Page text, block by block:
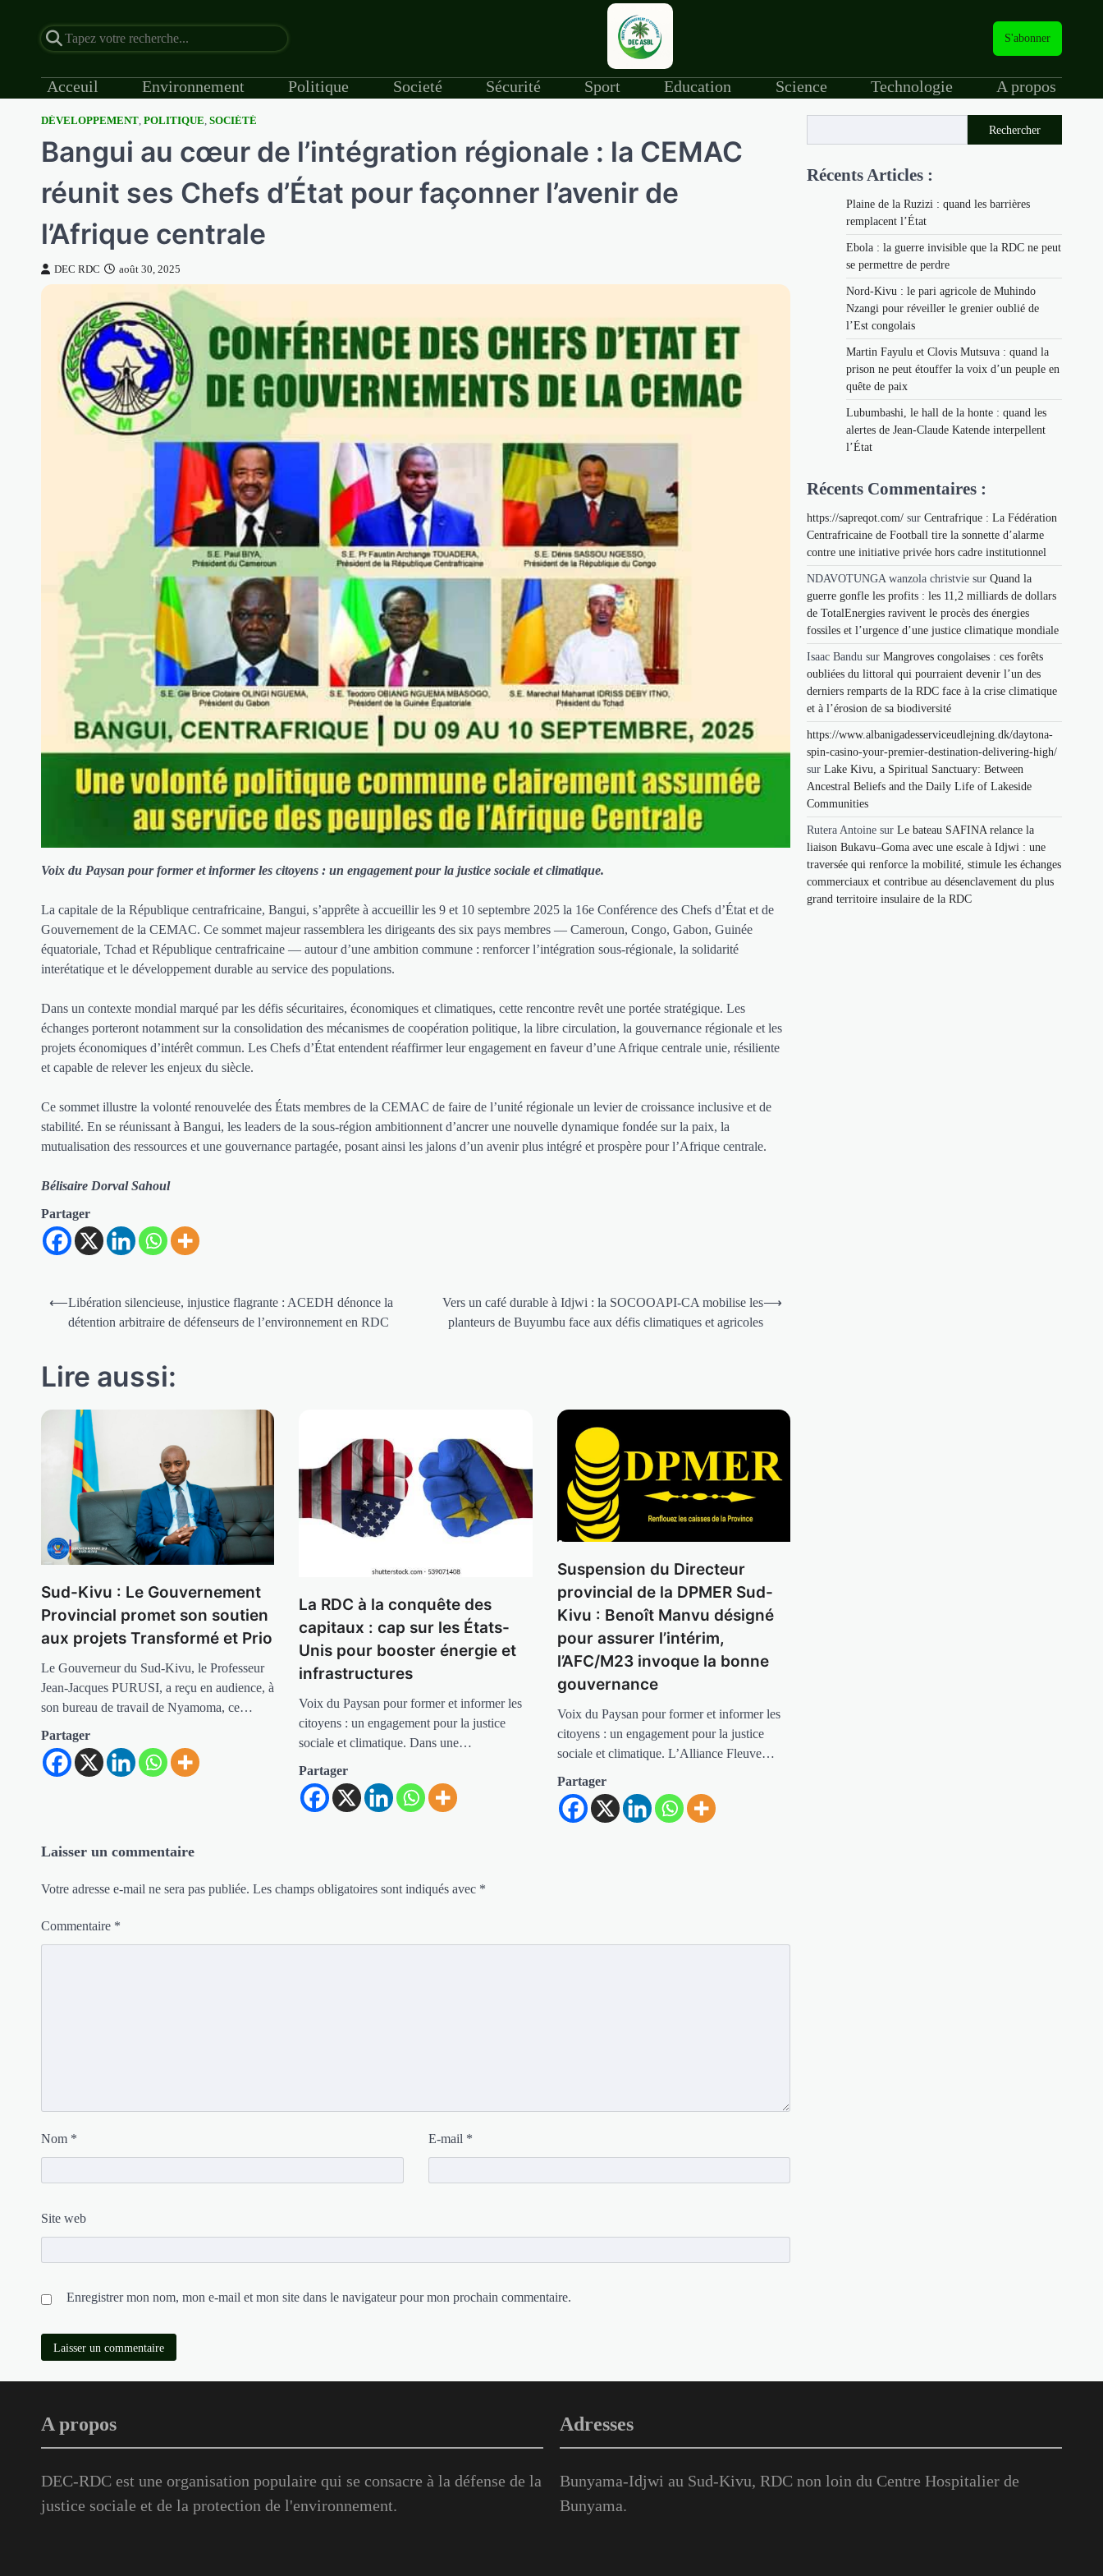
S'abonner
Acceuil Environnement Politique Societé Sécurité Sport Education Science Technologie A propos
DÉVELOPPEMENT, POLITIQUE, SOCIÉTÉ
Bangui au cœur de l’intégration régionale : la CEMAC
réunit ses Chefs d’État pour façonner l’avenir de
l’Afrique centrale
DEC RDC août 30, 2025
Voix du Paysan pour former et informer les citoyens : un engagement pour la justice sociale et climatique.
La capitale de la République centrafricaine, Bangui, s’apprête à accueillir les 9 et 10 septembre 2025 la 16e Conférence des Chefs d’État et de
Gouvernement de la CEMAC. Ce sommet majeur rassemblera les dirigeants des six pays membres — Cameroun, Congo, Gabon, Guinée
équatoriale, Tchad et République centrafricaine — autour d’une ambition commune : renforcer l’intégration sous-régionale, la solidarité
interétatique et le développement durable au service des populations.
Dans un contexte mondial marqué par les défis sécuritaires, économiques et climatiques, cette rencontre revêt une portée stratégique. Les
échanges porteront notamment sur la consolidation des mécanismes de coopération politique, la libre circulation, la gouvernance régionale et les
projets économiques d’intérêt commun. Les Chefs d’État entendent réaffirmer leur engagement en faveur d’une Afrique centrale unie, résiliente
et capable de relever les enjeux du siècle.
Ce sommet illustre la volonté renouvelée des États membres de la CEMAC de faire de l’unité régionale un levier de croissance inclusive et de
stabilité. En se réunissant à Bangui, les leaders de la sous-région ambitionnent d’ancrer une nouvelle dynamique fondée sur la paix, la
mutualisation des ressources et une gouvernance partagée, posant ainsi les jalons d’un avenir plus intégré et prospère pour l’Afrique centrale.
Bélisaire Dorval Sahoul
Partager
Navigation
⟵Libération silencieuse, injustice flagrante : ACEDH dénonce la
détention arbitraire de défenseurs de l’environnement en RDC
Vers un café durable à Idjwi : la SOCOOAPI-CA mobilise les
planteurs de Buyumbu face aux défis climatiques et agricoles
⟶
Lire aussi:
Sud-Kivu : Le Gouvernement
Provincial promet son soutien
aux projets Transformé et Prio
Le Gouverneur du Sud-Kivu, le Professeur
Jean-Jacques PURUSI, a reçu en audience, à
son bureau de travail de Nyamoma, ce…
Partager
La RDC à la conquête des
capitaux : cap sur les États-
Unis pour booster énergie et
infrastructures
Voix du Paysan pour former et informer les
citoyens : un engagement pour la justice
sociale et climatique. Dans une…
Partager
Suspension du Directeur
provincial de la DPMER Sud-
Kivu : Benoît Manvu désigné
pour assurer l’intérim,
l’AFC/M23 invoque la bonne
gouvernance
Voix du Paysan pour former et informer les
citoyens : un engagement pour la justice
sociale et climatique. L’Alliance Fleuve…
Partager
Laisser un commentaire
Votre adresse e-mail ne sera pas publiée. Les champs obligatoires sont indiqués avec *
Commentaire *
Nom * E-mail *
Site web
Enregistrer mon nom, mon e-mail et mon site dans le navigateur pour mon prochain commentaire.
Rechercher
Récents Articles :
Plaine de la Ruzizi : quand les barrières
remplacent l’État
Ebola : la guerre invisible que la RDC ne peut
se permettre de perdre
Nord-Kivu : le pari agricole de Muhindo
Nzangi pour réveiller le grenier oublié de
l’Est congolais
Martin Fayulu et Clovis Mutsuva : quand la
prison ne peut étouffer la voix d’un peuple en
quête de paix
Lubumbashi, le hall de la honte : quand les
alertes de Jean-Claude Katende interpellent
l’État
Récents Commentaires :
https://sapreqot.com/ sur Centrafrique : La Fédération
Centrafricaine de Football tire la sonnette d’alarme
contre une initiative privée hors cadre institutionnel
NDAVOTUNGA wanzola christvie sur Quand la
guerre gonfle les profits : les 11,2 milliards de dollars
de TotalEnergies ravivent le procès des énergies
fossiles et l’urgence d’une justice climatique mondiale
Isaac Bandu sur Mangroves congolaises : ces forêts
oubliées du littoral qui pourraient devenir l’un des
derniers remparts de la RDC face à la crise climatique
et à l’érosion de sa biodiversité
https://www.albanigadesserviceudlejning.dk/daytona-
spin-casino-your-premier-destination-delivering-high/
sur Lake Kivu, a Spiritual Sanctuary: Between
Ancestral Beliefs and the Daily Life of Lakeside
Communities
Rutera Antoine sur Le bateau SAFINA relance la
liaison Bukavu–Goma avec une escale à Idjwi : une
traversée qui renforce la mobilité, stimule les échanges
commerciaux et contribue au désenclavement du plus
grand territoire insulaire de la RDC
A propos
DEC-RDC est une organisation populaire qui se consacre à la défense de la
justice sociale et de la protection de l'environnement.
Adresses
Bunyama-Idjwi au Sud-Kivu, RDC non loin du Centre Hospitalier de
Bunyama.